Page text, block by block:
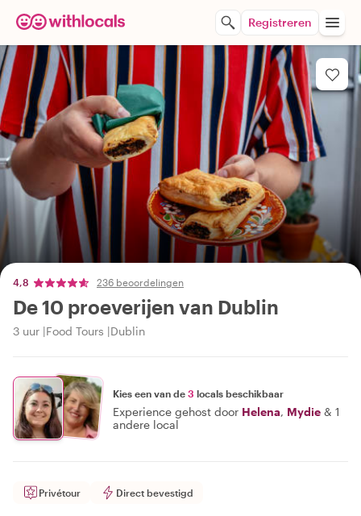
Registreren
4,8 236 beoordelingen
De 10 proeverijen van Dublin
3 uur Food Tours Dublin
Kies een van de 3 locals beschikbaar
Experience gehost door Helena, Mydie & 1
andere local
Privétour Direct bevestigd